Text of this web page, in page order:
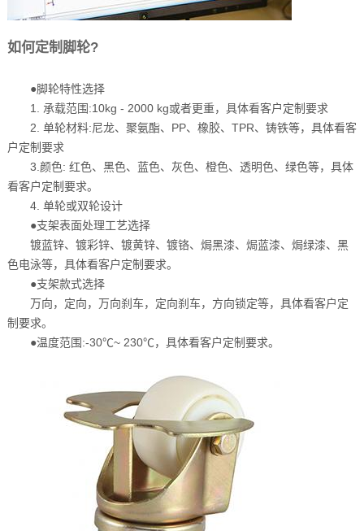
如何定制脚轮?
●脚轮特性选择
1. 承载范围:10kg - 2000 kg或者更重，具体看客户定制要求
2. 单轮材料:尼龙、聚氨酯、PP、橡胶、TPR、铸铁等，具体看客
户定制要求
3.颜色: 红色、黑色、蓝色、灰色、橙色、透明色、绿色等，具体
看客户定制要求。
4. 单轮或双轮设计
●支架表面处理工艺选择
镀蓝锌、镀彩锌、镀黄锌、镀铬、焗黑漆、焗蓝漆、焗绿漆、黑
色电泳等，具体看客户定制要求。
●支架款式选择
万向，定向，万向刹车，定向刹车，方向锁定等，具体看客户定
制要求。
●温度范围:-30℃~ 230℃，具体看客户定制要求。